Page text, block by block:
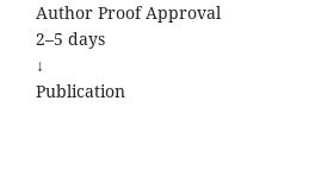
Author Proof Approval
2–5 days
↓
Publication